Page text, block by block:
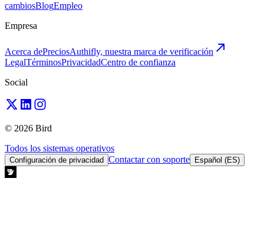
cambiosBlogEmpleo
Empresa
Acerca dePreciosAuthifly, nuestra marca de verificación
LegalTérminosPrivacidadCentro de confianza
Social
© 2026 Bird
Todos los sistemas operativos
Configuración de privacidad Contactar con soporte Español (ES)